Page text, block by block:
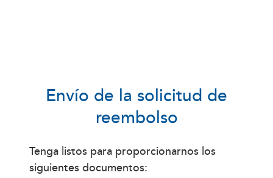
Envío de la solicitud de
reembolso
Tenga listos para proporcionarnos los
siguientes documentos: